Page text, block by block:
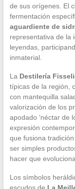
de sus orígenes. El
fermentación
aguardiente de
representativa de la
leyendas,
inmaterial.
La Destilería
típicas de la región,
con mantequilla
valorización de los
apodado ‘néctar de
expresión
que fusiona
ser simples
hacer que
Los símbolos